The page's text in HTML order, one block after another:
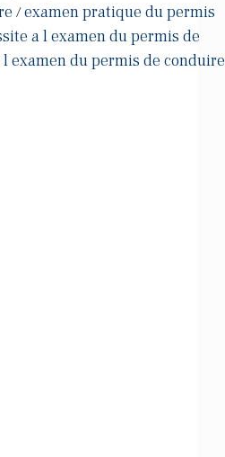
/examen pratique du permis
a l examen du permis de
examen du permis de conduire